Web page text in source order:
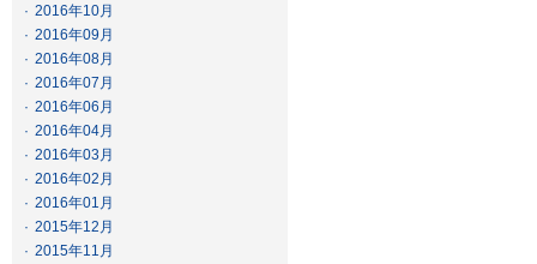
· 2016年10月
· 2016年09月
· 2016年08月
· 2016年07月
· 2016年06月
· 2016年04月
· 2016年03月
· 2016年02月
· 2016年01月
· 2015年12月
· 2015年11月